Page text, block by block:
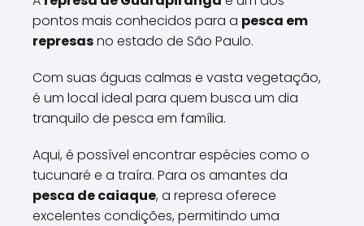
pontos mais conhecidos para a pesca em
represasno estado de São Paulo.
Com suas águas calmas e vasta vegetação,
é um local ideal para quem busca um dia
tranquilo de pesca em família.
Aqui, é possível encontrar espécies como o
tucunaré e a traíra. Para os amantes da
pesca de caiaque, a represa oferece
excelentes condições, permitindo uma